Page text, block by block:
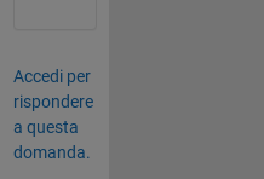
Accedi per
rispondere
a questa
domanda.